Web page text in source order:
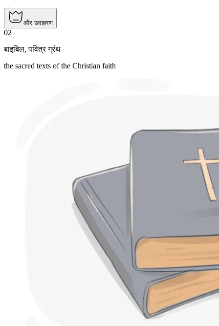
और उदाहरण
02
बाइबिल,पवित्र ग्रंथ
the sacred texts of the Christian faith